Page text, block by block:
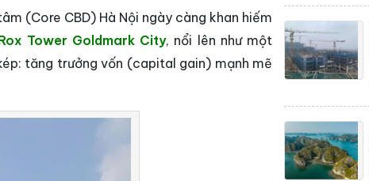
(Core CBD) Hà Nội ngày càng khan hiếm
Tower Goldmark City, nổi lên như một
tăng trưởng vốn (capital gain) mạnh mẽ